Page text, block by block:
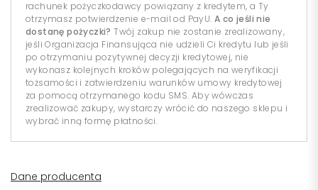
rachunek pożyczkodawcy powiązany z kredytem, a Ty
otrzymasz potwierdzenie e-mail od PayU. A co jeśli nie
dostanę pożyczki? Twój zakup nie zostanie zrealizowany,
jeśli Organizacja Finansująca nie udzieli Ci kredytu lub jeśli
po otrzymaniu pozytywnej decyzji kredytowej, nie
wykonasz kolejnych kroków polegających na weryfikacji
tożsamości i zatwierdzeniu warunków umowy kredytowej
za pomocą otrzymanego kodu SMS. Aby wówczas
zrealizować zakupy, wystarczy wrócić do naszego sklepu i
wybrać inną formę płatności.
Dane producenta